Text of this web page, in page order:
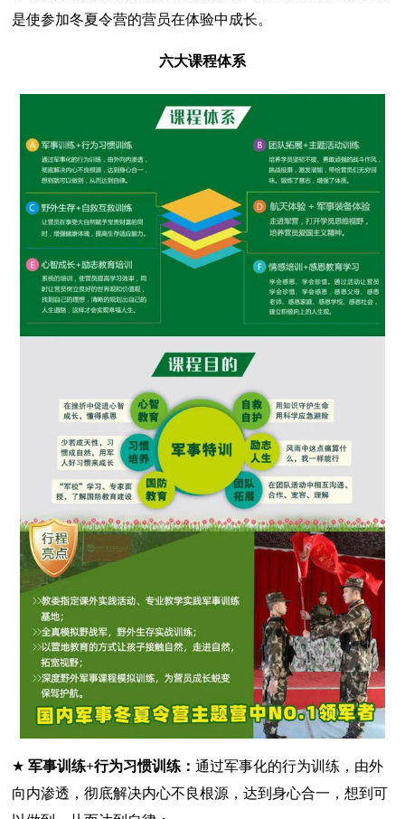
是使参加冬夏令营的营员在体验中成长。
六大课程体系
★军事训练+行为习惯训练：通过军事化的行为训练，由外
向内渗透，彻底解决内心不良根源，达到身心合一，想到可